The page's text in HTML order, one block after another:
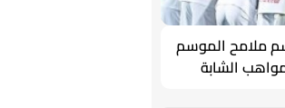
ملامح الموسم
الشابة